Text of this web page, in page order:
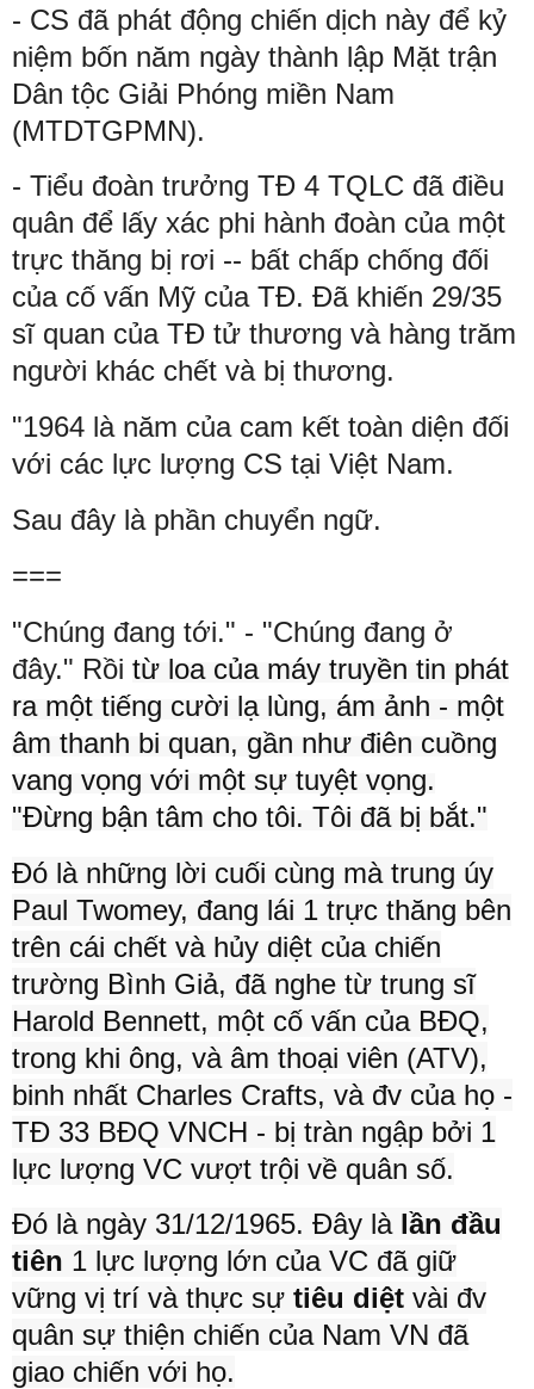
- CS đã phát động chiến dịch này để kỷ
niệm bốn năm ngày thành lập Mặt trận
Dân tộc Giải Phóng miền Nam
(MTDTGPMN).
- Tiểu đoàn trưởng TĐ 4 TQLC đã điều
quân để lấy xác phi hành đoàn của một
trực thăng bị rơi -- bất chấp chống đối
của cố vấn Mỹ của TĐ. Đã khiến 29/35
sĩ quan của TĐ tử thương và hàng trăm
người khác chết và bị thương.
"1964 là năm của cam kết toàn diện đối
với các lực lượng CS tại Việt Nam.
Sau đây là phần chuyển ngữ.
===
"Chúng đang tới." - "Chúng đang ở
đây." Rồi từ loa của máy truyền tin phát
ra một tiếng cười lạ lùng, ám ảnh - một
âm thanh bi quan, gần như điên cuồng
vang vọng với một sự tuyệt vọng.
"Đừng bận tâm cho tôi. Tôi đã bị bắt."
Đó là những lời cuối cùng mà trung úy
Paul Twomey, đang lái 1 trực thăng bên
trên cái chết và hủy diệt của chiến
trường Bình Giả, đã nghe từ trung sĩ
Harold Bennett, một cố vấn của BĐQ,
trong khi ông, và âm thoại viên (ATV),
binh nhất Charles Crafts, và đv của họ -
TĐ 33 BĐQ VNCH - bị tràn ngập bởi 1
lực lượng VC vượt trội về quân số.
Đó là ngày 31/12/1965. Đây là lần đầu
tiên 1 lực lượng lớn của VC đã giữ
vững vị trí và thực sự tiêu diệt vài đv
quân sự thiện chiến của Nam VN đã
giao chiến với họ.